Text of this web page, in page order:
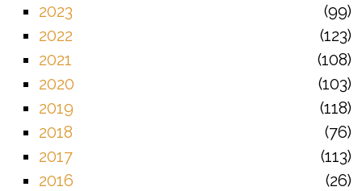
2023
99
2022
123
2021
108
2020
103
2019
118
2018
76
2017
113
2016
26